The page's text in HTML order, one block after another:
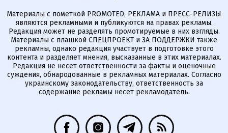
Материалы с пометкой PROMOTED, РЕКЛАМА и ПРЕСС-РЕЛИЗЫ
являются рекламными и публикуются на правах рекламы.
Редакция может не разделять промотируемые в них взгляды.
Материалы с плашкой СПЕЦПРОЕКТ и ЗА ПОДДЕРЖКИ также
рекламны, однако редакция участвует в подготовке этого
контента и разделяет мнения, высказанные в этих материалах.
Редакция не несет ответственности за факты и оценочные
суждения, обнародованные в рекламных материалах. Согласно
украинскому законодательству, ответственность за
содержание рекламы несет рекламодатель.